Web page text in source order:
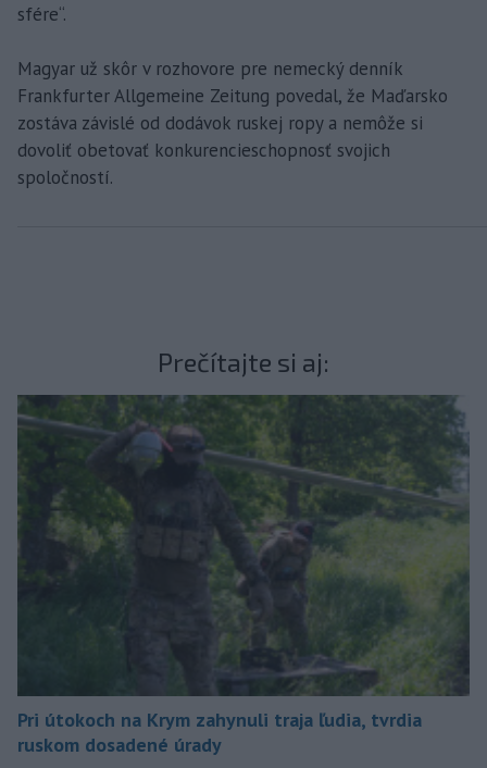
sfére“.
Magyar už skôr v rozhovore pre nemecký denník
Frankfurter Allgemeine Zeitung povedal, že Maďarsko
zostáva závislé od dodávok ruskej ropy a nemôže si
dovoliť obetovať konkurencieschopnosť svojich
spoločností.
Prečítajte si aj:
Pri útokoch na Krym zahynuli traja ľudia, tvrdia
ruskom dosadené úrady